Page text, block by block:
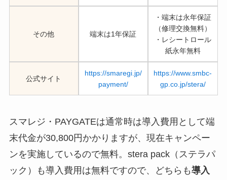
その他 端末は1年保証
・端末は永年保証
（修理交換無料）
・レシートロール
紙永年無料
公式サイト
https://smaregi.jp/
payment/
https://www.smbc-
gp.co.jp/stera/
スマレジ・PAYGATEは通常時は導入費用として端
末代金が30,800円かかりますが、現在キャンペー
ンを実施しているので無料。stera pack（ステラパ
ック）も導入費用は無料ですので、どちらも導入